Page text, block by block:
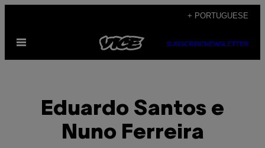
content
+ PORTUGUESE
Open
SUBSCRIBENEWSLETTER
Eduardo Santos e
Nuno Ferreira